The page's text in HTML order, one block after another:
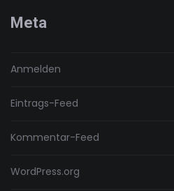
Meta
Anmelden
Eintrags-Feed
Kommentar-Feed
WordPress.org